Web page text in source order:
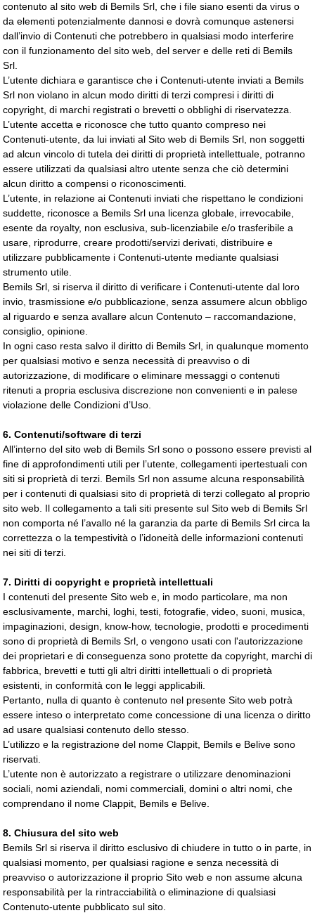
contenuto al sito web di Bemils Srl, che i file siano esenti da virus o
da elementi potenzialmente dannosi e dovrà comunque astenersi
dall’invio di Contenuti che potrebbero in qualsiasi modo interferire
con il funzionamento del sito web, del server e delle reti di Bemils
Srl.
L’utente dichiara e garantisce che i Contenuti-utente inviati a Bemils
Srl non violano in alcun modo diritti di terzi compresi i diritti di
copyright, di marchi registrati o brevetti o obblighi di riservatezza.
L’utente accetta e riconosce che tutto quanto compreso nei
Contenuti-utente, da lui inviati al Sito web di Bemils Srl, non soggetti
ad alcun vincolo di tutela dei diritti di proprietà intellettuale, potranno
essere utilizzati da qualsiasi altro utente senza che ciò determini
alcun diritto a compensi o riconoscimenti.
L’utente, in relazione ai Contenuti inviati che rispettano le condizioni
suddette, riconosce a Bemils Srl una licenza globale, irrevocabile,
esente da royalty, non esclusiva, sub-licenziabile e/o trasferibile a
usare, riprodurre, creare prodotti/servizi derivati, distribuire e
utilizzare pubblicamente i Contenuti-utente mediante qualsiasi
strumento utile.
Bemils Srl, si riserva il diritto di verificare i Contenuti-utente dal loro
invio, trasmissione e/o pubblicazione, senza assumere alcun obbligo
al riguardo e senza avallare alcun Contenuto – raccomandazione,
consiglio, opinione.
In ogni caso resta salvo il diritto di Bemils Srl, in qualunque momento
per qualsiasi motivo e senza necessità di preavviso o di
autorizzazione, di modificare o eliminare messaggi o contenuti
ritenuti a propria esclusiva discrezione non convenienti e in palese
violazione delle Condizioni d’Uso.
6. Contenuti/software di terzi
All’interno del sito web di Bemils Srl sono o possono essere previsti al
fine di approfondimenti utili per l’utente, collegamenti ipertestuali con
siti si proprietà di terzi. Bemils Srl non assume alcuna responsabilità
per i contenuti di qualsiasi sito di proprietà di terzi collegato al proprio
sito web. Il collegamento a tali siti presente sul Sito web di Bemils Srl
non comporta né l’avallo né la garanzia da parte di Bemils Srl circa la
correttezza o la tempestività o l’idoneità delle informazioni contenuti
nei siti di terzi.
7. Diritti di copyright e proprietà intellettuali
I contenuti del presente Sito web e, in modo particolare, ma non
esclusivamente, marchi, loghi, testi, fotografie, video, suoni, musica,
impaginazioni, design, know-how, tecnologie, prodotti e procedimenti
sono di proprietà di Bemils Srl, o vengono usati con l'autorizzazione
dei proprietari e di conseguenza sono protette da copyright, marchi di
fabbrica, brevetti e tutti gli altri diritti intellettuali o di proprietà
esistenti, in conformità con le leggi applicabili.
Pertanto, nulla di quanto è contenuto nel presente Sito web potrà
essere inteso o interpretato come concessione di una licenza o diritto
ad usare qualsiasi contenuto dello stesso.
L’utilizzo e la registrazione del nome Clappit, Bemils e Belive sono
riservati.
L’utente non è autorizzato a registrare o utilizzare denominazioni
sociali, nomi aziendali, nomi commerciali, domini o altri nomi, che
comprendano il nome Clappit, Bemils e Belive.
8. Chiusura del sito web
Bemils Srl si riserva il diritto esclusivo di chiudere in tutto o in parte, in
qualsiasi momento, per qualsiasi ragione e senza necessità di
preavviso o autorizzazione il proprio Sito web e non assume alcuna
responsabilità per la rintracciabilità o eliminazione di qualsiasi
Contenuto-utente pubblicato sul sito.